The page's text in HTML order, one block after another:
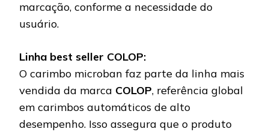
marcação, conforme a necessidade do
usuário.
Linha best seller COLOP:
O carimbo microban faz parte da linha mais
vendida da marca COLOP, referência global
em carimbos automáticos de alto
desempenho. Isso assegura que o produto